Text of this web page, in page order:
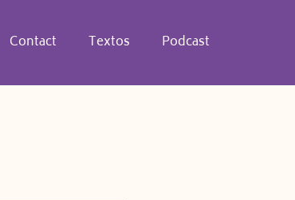
Contact Textos Podcast